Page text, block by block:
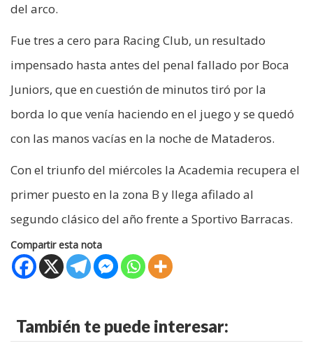
del arco.
Fue tres a cero para Racing Club, un resultado
impensado hasta antes del penal fallado por Boca
Juniors, que en cuestión de minutos tiró por la
borda lo que venía haciendo en el juego y se quedó
con las manos vacías en la noche de Mataderos.
Con el triunfo del miércoles la Academia recupera el
primer puesto en la zona B y llega afilado al
segundo clásico del año frente a Sportivo Barracas.
Compartir esta nota
También te puede interesar: